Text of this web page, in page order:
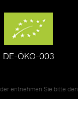
DE-ÖKO-003
entnehmen Sie bitte den